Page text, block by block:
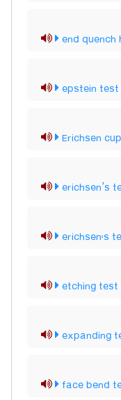
end
epstein test
Erichsen
erichsen’s
erichsen's
etching test
expanding
face bend